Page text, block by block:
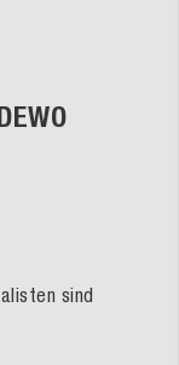
sind